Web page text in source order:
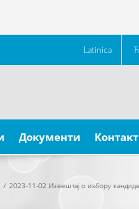
Latinica
Документи Контакт
/ 2023-11-02 Извештај о избору